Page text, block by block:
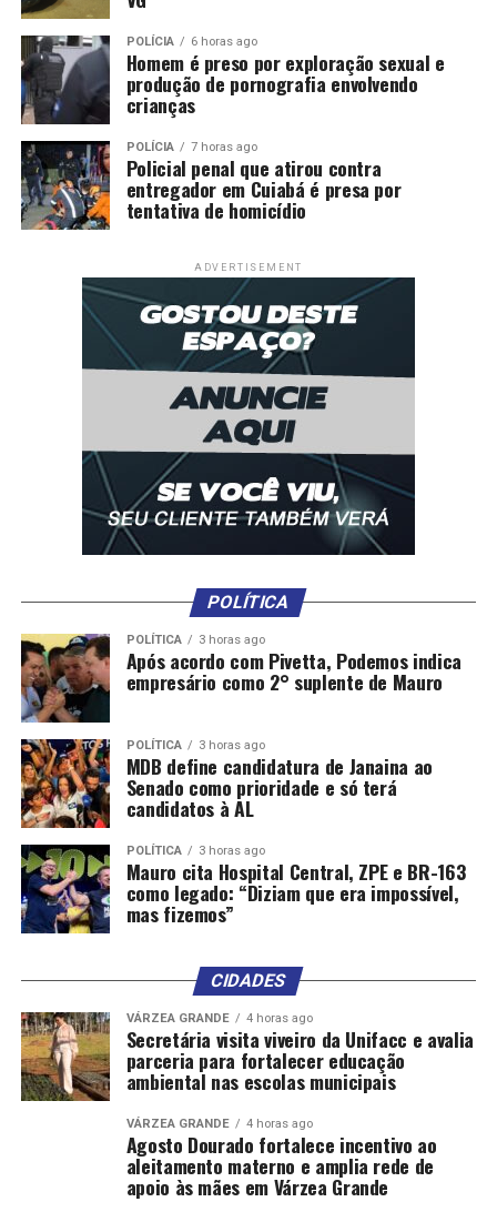
POLÍCIA 6 horas ago
Homem é preso por exploração sexual e
produção de pornografia envolvendo
crianças
POLÍCIA 7 horas ago
Policial penal que atirou contra
entregador em Cuiabá é presa por
tentativa de homicídio
ADVERTISEMENT
POLÍTICA
POLÍTICA 3 horas ago
Após acordo com Pivetta, Podemos indica
empresário como 2° suplente de Mauro
POLÍTICA 3 horas ago
MDB define candidatura de Janaina ao
Senado como prioridade e só terá
candidatos à AL
POLÍTICA 3 horas ago
Mauro cita Hospital Central, ZPE e BR-163
como legado: “Diziam que era impossível,
mas fizemos”
CIDADES
VÁRZEA GRANDE 4 horas ago
Secretária visita viveiro da Unifacc e avalia
parceria para fortalecer educação
ambiental nas escolas municipais
VÁRZEA GRANDE 4 horas ago
Agosto Dourado fortalece incentivo ao
aleitamento materno e amplia rede de
apoio às mães em Várzea Grande